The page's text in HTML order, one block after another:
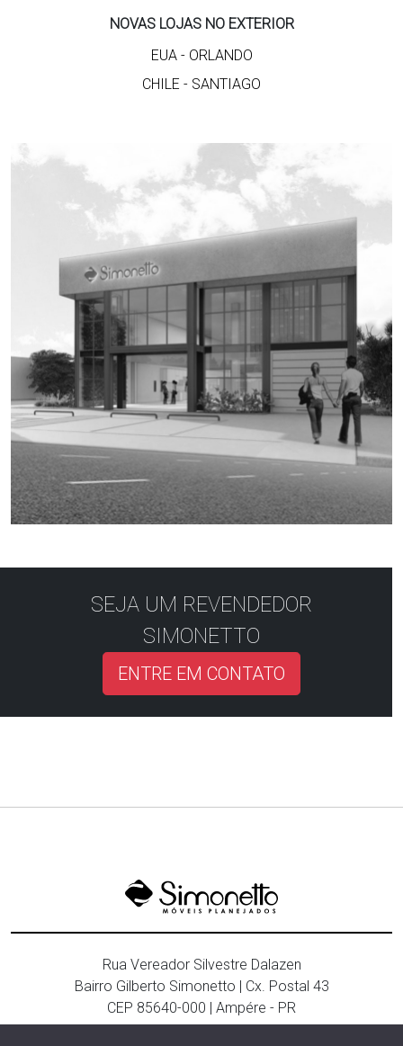
NOVAS LOJAS NO EXTERIOR
EUA - ORLANDO
CHILE - SANTIAGO
SEJA UM REVENDEDOR
SIMONETTO
ENTRE EM CONTATO
Rua Vereador Silvestre Dalazen
Bairro Gilberto Simonetto | Cx. Postal 43
CEP 85640-000 | Ampére - PR